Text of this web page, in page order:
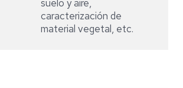
suelo y aire,
caracterización de
material vegetal, etc.